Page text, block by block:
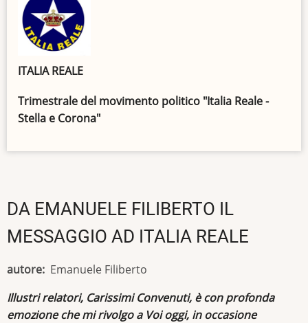
ITALIA REALE
Trimestrale del movimento politico "Italia Reale -
Stella e Corona"
DA EMANUELE FILIBERTO IL
MESSAGGIO AD ITALIA REALE
autore Emanuele Filiberto
Illustri relatori, Carissimi Convenuti, è con profonda
emozione che mi rivolgo a Voi oggi, in occasione